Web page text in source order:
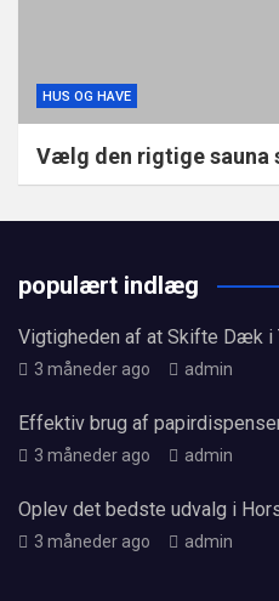
HUS OG HAVE
Vælg den rigtige sauna
populært indlæg
Vigtigheden af at Skifte Dæk i
3 måneder ago admin
Effektiv brug af
3 måneder ago admin
Oplev det bedste udvalg i
3 måneder ago admin